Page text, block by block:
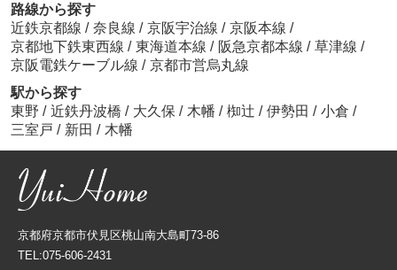
路線から探す
近鉄京都線 / 奈良線 / 京阪宇治線 / 京阪本線 /
京都地下鉄東西線 / 東海道本線 / 阪急京都本線 / 草津線 /
京阪電鉄ケーブル線 / 京都市営烏丸線
駅から探す
東野 / 近鉄丹波橋 / 大久保 / 木幡 / 椥辻 / 伊勢田 / 小倉 /
三室戸 / 新田 / 木幡
京都府京都市伏見区桃山南大島町73-86
TEL:075-606-2431